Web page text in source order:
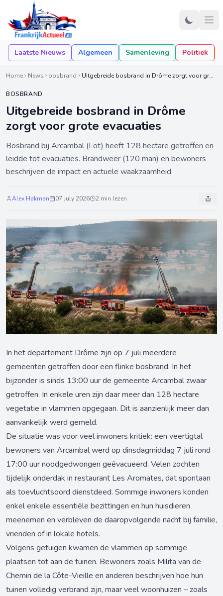
Laatste Nieuws Algemeen Samenleving Politiek
Home News bosbrand Uitgebreide bosbrand in Drôme zorgt voor grote evacuaties
BOSBRAND
Uitgebreide bosbrand in Drôme
zorgt voor grote evacuaties
Bosbrand bij Arcambal (Lot) heeft 128 hectare getroffen en
leidde tot evacuaties. Brandweer (120 man) en bewoners
beschrijven de impact en actuele waakzaamheid.
Alex Hakman 07 July 2026 2 min lezen
In het departement Drôme zijn op 7 juli meerdere
gemeenten getroffen door een flinke bosbrand. In het
bijzonder is sinds 13:00 uur de gemeente Arcambal zwaar
getroffen. In enkele uren zijn daar meer dan 128 hectare
vegetatie in vlammen opgegaan. Dit is aanzienlijk meer dan
aanvankelijk werd gemeld.
De situatie was voor veel inwoners kritiek: een veertigtal
bewoners van Arcambal werd op dinsdagmiddag 7 juli rond
17:00 uur noodgedwongen geëvacueerd. Velen zochten
tijdelijk onderdak in restaurant Les Aromates, dat spontaan
als toevluchtsoord dienstdeed. Sommige inwoners konden
enkel enkele essentiële bezittingen en hun huisdieren
meenemen en verbleven de daaropvolgende nacht bij familie,
vrienden of in lokale hotels.
Volgens getuigen kwamen de vlammen op sommige
plaatsen tot aan de tuinen. Bewoners zoals Milita van de
Chemin de la Côte-Vieille en anderen beschrijven hoe hun
tuinen volledig verbrand zijn, maar veel woonhuizen – zoals